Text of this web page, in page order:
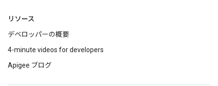
リソース
デベロッパーの概要
4-minute videos for developers
Apigee ブログ